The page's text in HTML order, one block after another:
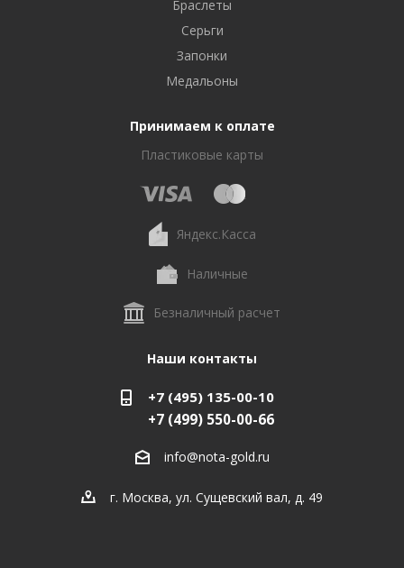
Браслеты
Серьги
Запонки
Медальоны
Принимаем к оплате
Пластиковые карты
Яндекс.Касса
Наличные
Безналичный расчет
Наши контакты
+7 (495) 135-00-10
+7 (499) 550-00-66
info@nota-gold.ru
г. Москва, ул. Сущевский вал, д. 49